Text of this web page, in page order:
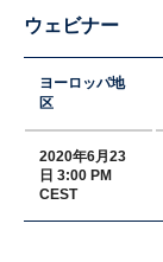
ウェビナー
ヨーロッパ地
区
2020年6月23
日 3:00 PM
CEST